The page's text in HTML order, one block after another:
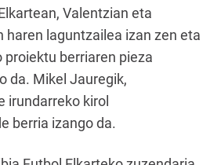
Valentzian eta
haren laguntzailea izan zen eta
proiektu berriaren pieza
da. Mikel Jauregik,
irundarreko kirol
berria izango da.